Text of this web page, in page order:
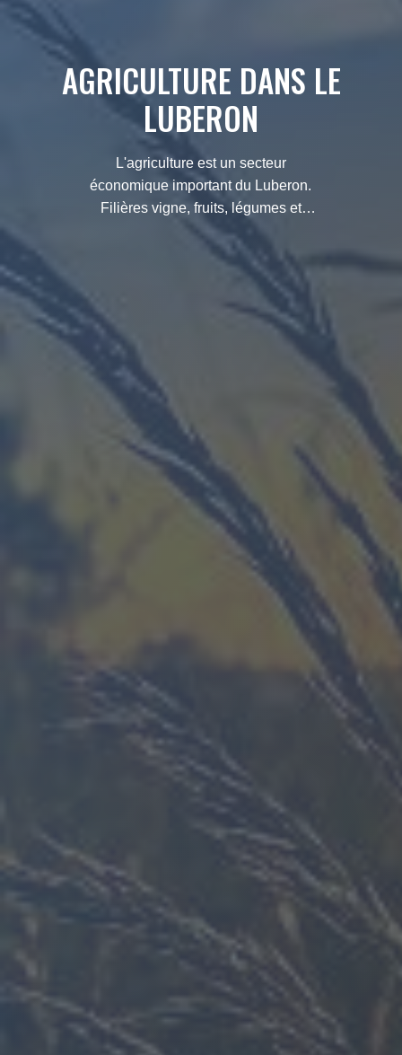
AGRICULTURE DANS LE
LUBERON
L'agriculture est un secteur
économique important du Luberon.
Filières vigne, fruits, légumes et
élevage représentent l'essentiel des
productions agricoles